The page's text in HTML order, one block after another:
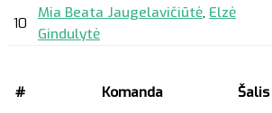
10
Mia Beata Jaugelavičiūtė, Elzė
Gindulytė
# Komanda Šalis